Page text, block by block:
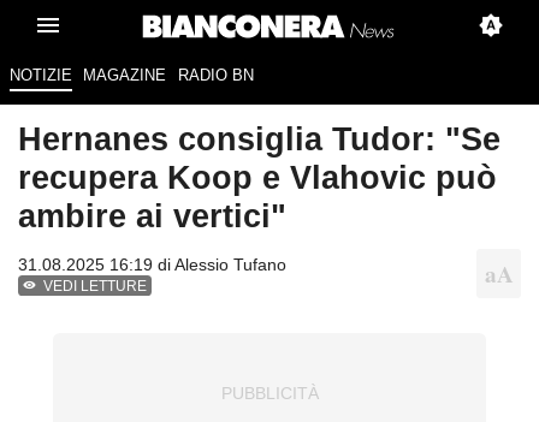
NOTIZIE MAGAZINE RADIO BN
Hernanes consiglia Tudor: "Se
recupera Koop e Vlahovic può
ambire ai vertici"
31.08.2025 16:19 diAlessio Tufano
VEDI LETTURE